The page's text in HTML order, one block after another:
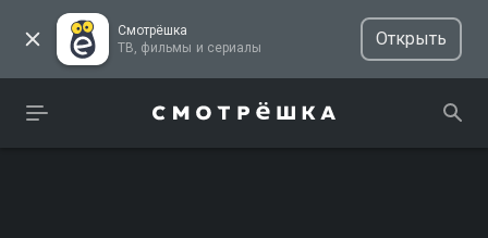
Смотрёшка
ТВ, фильмы и сериалы
Открыть